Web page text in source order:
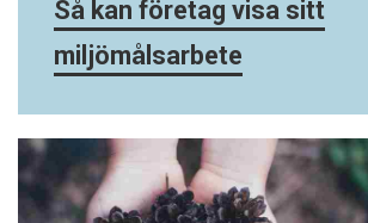
Så kan företag visa sitt
miljömålsarbete